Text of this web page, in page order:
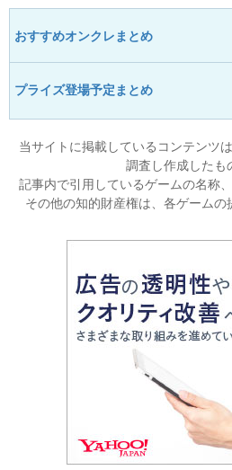
おすすめオンクレまとめ
プライズ登場予定まとめ
当サイトに掲載しているコンテンツ
調査し作成したも
記事内で引用しているゲームの名称
その他の知的財産権は、各ゲームの